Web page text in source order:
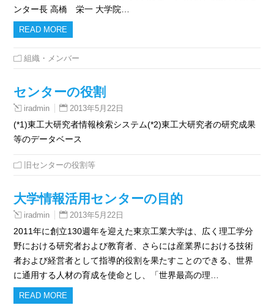
ンター長 高橋 栄一 大学院…
READ MORE
組織・メンバー
センターの役割
iradmin 2013年5月22日
(*1)東工大研究者情報検索システム(*2)東工大研究者の研究成果
等のデータベース
旧センターの役割等
大学情報活用センターの目的
iradmin 2013年5月22日
2011年に創立130週年を迎えた東京工業大学は、広く理工学分
野における研究者および教育者、さらには産業界における技術
者および経営者として指導的役割を果たすことのできる、世界
に通用する人材の育成を使命とし、「世界最高の理…
READ MORE